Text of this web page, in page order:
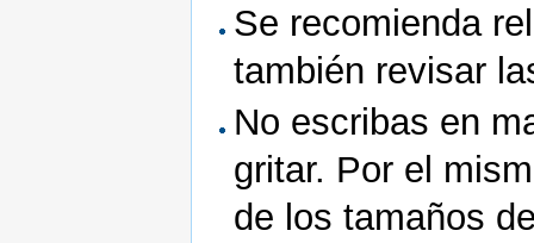
Se recomienda
también revisar
No escribas en
gritar. Por el
de los tamaños